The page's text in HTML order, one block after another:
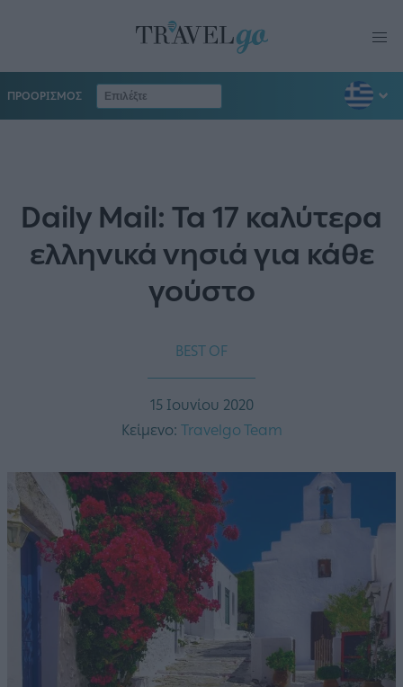
ΠΡΟΟΡΙΣΜΟΣ
Daily Mail: Τα 17 καλύτερα
ελληνικά νησιά για κάθε
γούστο
BEST OF
15 Ιουνίου 2020
Κείμενο: Travelgo Team